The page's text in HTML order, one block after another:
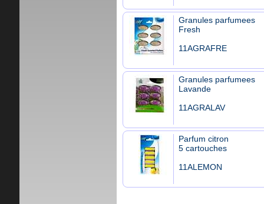
Granules parfumees
Fresh
11AGRAFRE
Granules parfumees
Lavande
11AGRALAV
Parfum citron
5 cartouches
11ALEMON